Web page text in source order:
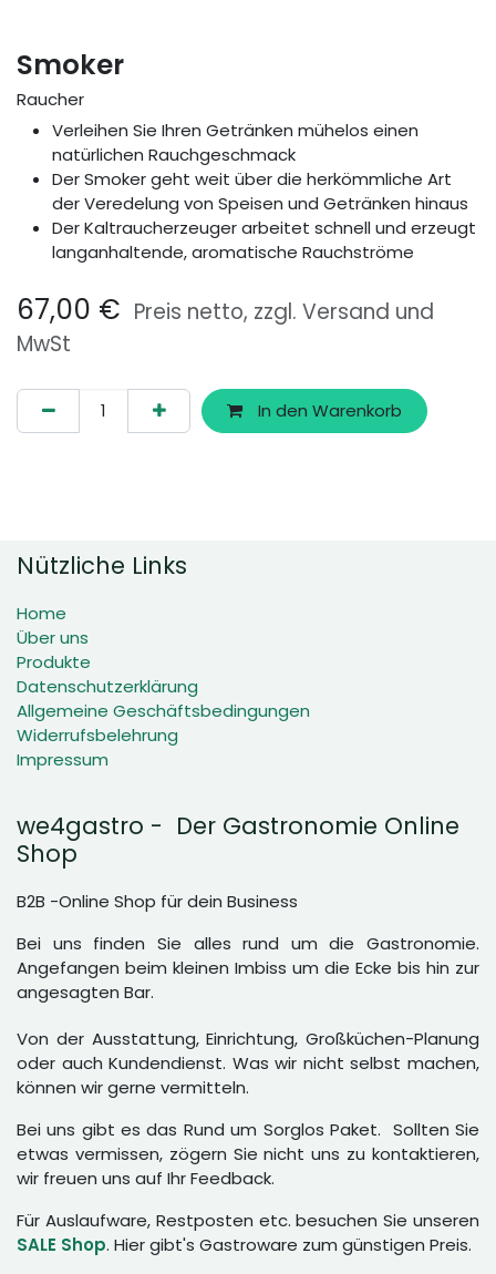
Smoker
Raucher
Verleihen Sie Ihren Getränken mühelos einen
natürlichen Rauchgeschmack
Der Smoker geht weit über die herkömmliche Art
der Veredelung von Speisen und Getränken hinaus
Der Kaltraucherzeuger arbeitet schnell und erzeugt
langanhaltende, aromatische Rauchströme
67,00 € Preis netto, zzgl. Versand und
MwSt
In den Warenkorb
Nützliche Links
Home
Über uns
Produkte
Datenschutzerklärung
Allgemeine Geschäftsbedingungen
Widerrufsbelehrung
Impressum
we4gastro - Der Gastronomie Online
Shop
B2B -Online Shop für dein Business
Bei uns finden Sie alles rund um die Gastronomie.
Angefangen beim kleinen Imbiss um die Ecke bis hin zur
angesagten Bar.
Von der Ausstattung, Einrichtung, Großküchen-Planung
oder auch Kundendienst. Was wir nicht selbst machen,
können wir gerne vermitteln.
Bei uns gibt es das Rund um Sorglos Paket. Sollten Sie
etwas vermissen, zögern Sie nicht uns zu kontaktieren,
wir freuen uns auf Ihr Feedback.
Für Auslaufware, Restposten etc. besuchen Sie unseren
SALE Shop. Hier gibt's Gastroware zum günstigen Preis.